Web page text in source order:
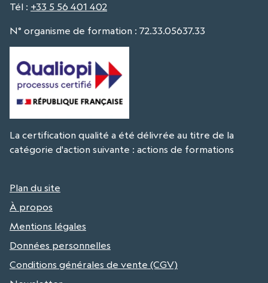
Tél : +33 5 56 401 402
N° organisme de formation : 72.33.05637.33
La certification qualité a été délivrée au titre de la
catégorie d'action suivante : actions de formations
Plan du site
À propos
Mentions légales
Données personnelles
Conditions générales de vente (CGV)